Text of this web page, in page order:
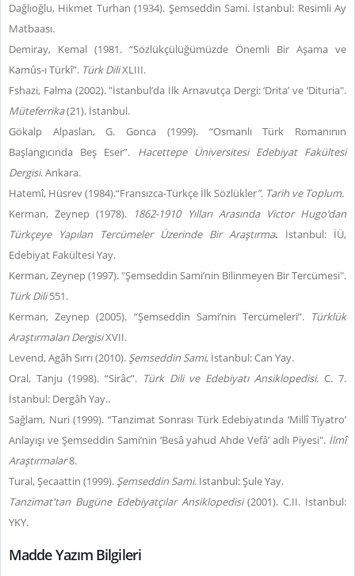
Dağlıoğlu, Hikmet Turhan (1934). Şemseddin Sami. İstanbul: Resimli Ay
Matbaası.
Demiray, Kemal (1981. “Sözlükçülüğümüzde Önemli Bir Aşama ve
Kamûs-ı Türkî”. Türk DiliXLIII.
Fshazi, Falma (2002). "İstanbul’da İlk Arnavutça Dergi: ‘Drita’ ve ‘Dituria".
Müteferrika(21). İstanbul.
Gökalp Alpaslan, G. Gonca (1999). “Osmanlı Türk Romanının
Başlangıcında Beş Eser”. Hacettepe Üniversitesi Edebiyat Fakültesi
Dergisi. Ankara.
Hatemî, Hüsrev (1984).“Fransızca-Türkçe İlk Sözlükler”. Tarih ve Toplum.
Kerman, Zeynep (1978).
1862-1910 Yılları Arasında Victor Hugo’dan
Türkçeye Yapılan Tercümeler Üzerinde Bir Araştırma. İstanbul: İÜ,
Edebiyat Fakültesi Yay.
Kerman, Zeynep (1997). "Şemseddin Sami’nin Bilinmeyen Bir Tercümesi".
Türk Dili551.
Kerman, Zeynep (2005). “Şemseddin Sami’nin Tercümeleri”. Türklük
Araştırmaları DergisiXVII.
Levend, Agâh Sırrı (2010). Şemseddin Sami, İstanbul: Can Yay.
Oral, Tanju (1998). “Sirâc”. Türk Dili ve Edebiyatı Ansiklopedisi. C. 7.
İstanbul: Dergâh Yay..
Sağlam, Nuri (1999). “Tanzimat Sonrası Türk Edebiyatında ‘Millî Tiyatro’
Anlayışı ve Şemseddin Sami’nin ‘Besâ yahud Ahde Vefâ’ adlı Piyesi". İlmî
Araştırmalar8.
Tural, Şecaattin (1999). Şemseddin Sami. İstanbul: Şule Yay.
Tanzimat'tan Bugüne Edebiyatçılar Ansiklopedisi(2001). C.II. İstanbul:
YKY.
Madde Yazım Bilgileri